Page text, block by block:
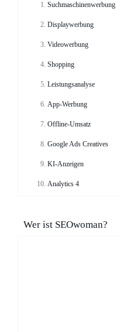
Suchmaschinenwerbung
Displaywerbung
Videowerbung
Shopping
Leistungsanalyse
App-Werbung
Offline-Umsatz
Google Ads Creatives
KI-Anzeigen
Analytics 4
Wer ist SEOwoman?